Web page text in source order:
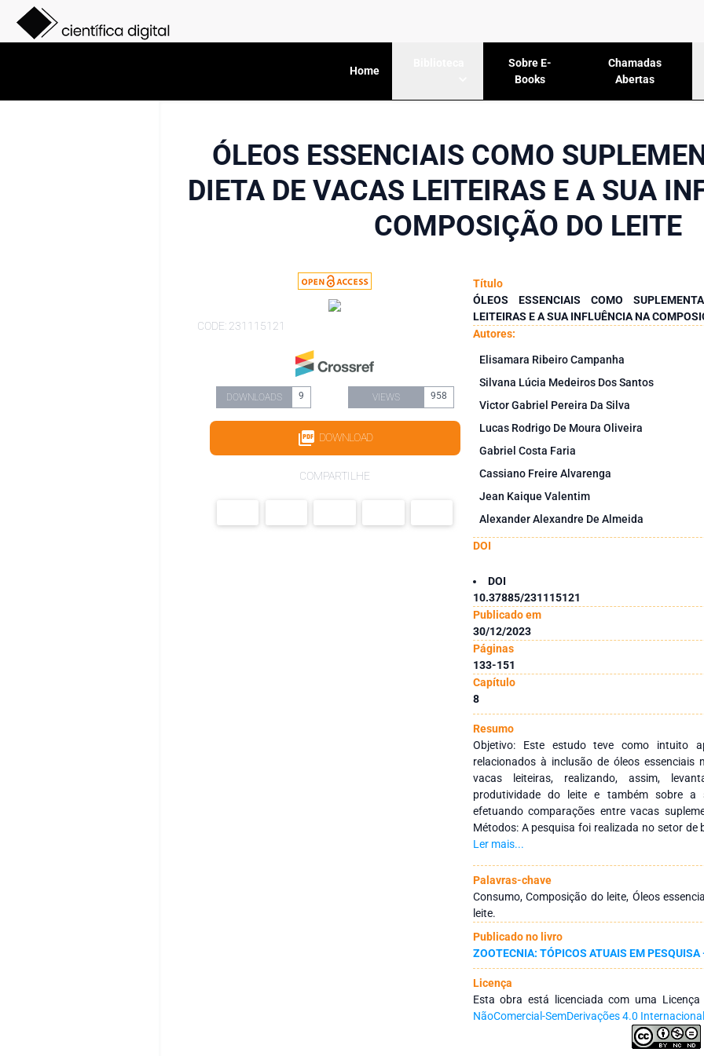
Home
Sobre E-
Books
Chamadas
Abertas
ÓLEOS ESSENCIAIS COMO
DIETA DE VACAS LEITEIRAS E A SUA
COMPOSIÇÃO DO LEITE
CODE: 231115121
DOWNLOADS 9 VIEWS 958
DOWNLOAD
COMPARTILHE
Título
ÓLEOS ESSENCIAIS COMO
LEITEIRAS E A SUA INFLUÊNCIA NA
Autores:
Elisamara Ribeiro Campanha
Silvana Lúcia Medeiros Dos Santos
Victor Gabriel Pereira Da Silva
Lucas Rodrigo De Moura Oliveira
Gabriel Costa Faria
Cassiano Freire Alvarenga
Jean Kaique Valentim
Alexander Alexandre De Almeida
DOI
DOI
10.37885/231115121
Publicado em
30/12/2023
Páginas
133-151
Capítulo
8
Resumo
Objetivo: Este estudo teve como intuito
relacionados à inclusão de óleos essenciais
vacas leiteiras, realizando, assim,
produtividade do leite e também sobre a
efetuando comparações entre vacas
Métodos: A pesquisa foi realizada no setor de
Campus Bambuí, utilizando-se 40 vacas com
sistema semi-intensivo, pois tinham
recebiam suplementação de silagem de milho
as ordenhas. O trabalho baseia-se em uma
de óleos essenciais. Diante disso, o estudo
as coletas de dados diárias sobre o
produtividade e coleta de amostras de leite
(Laboratório de Análise de Qualidade de
Bambuí. Os animais receberam 5 g/
microepsulados, um produto comercial
carvacrol, cinamaldeido, eugenol,
tabulados e transformados em valores
Ler mais...
Palavras-chave
Consumo, Composição do leite, Óleos
leite.
Publicado no livro
ZOOTECNIA: TÓPICOS ATUAIS EM PESQUISA
Licença
Esta obra está licenciada com uma
NãoComercial-SemDerivações 4.0 Internacional